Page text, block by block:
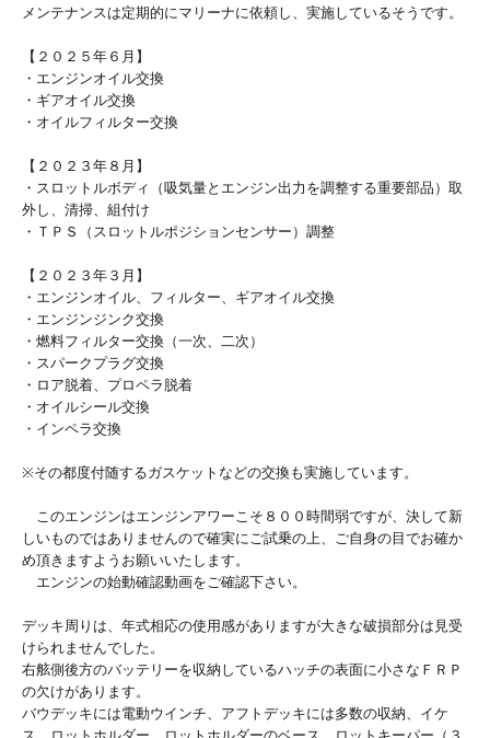
メンテナンスは定期的にマリーナに依頼し、実施しているそうです。
【２０２５年６月】
・エンジンオイル交換
・ギアオイル交換
・オイルフィルター交換
【２０２３年８月】
・スロットルボディ（吸気量とエンジン出力を調整する重要部品）取
外し、清掃、組付け
・ＴＰＳ（スロットルポジションセンサー）調整
【２０２３年３月】
・エンジンオイル、フィルター、ギアオイル交換
・エンジンジンク交換
・燃料フィルター交換（一次、二次）
・スパークプラグ交換
・ロア脱着、プロペラ脱着
・オイルシール交換
・インペラ交換
※その都度付随するガスケットなどの交換も実施しています。
このエンジンはエンジンアワーこそ８００時間弱ですが、決して新
しいものではありませんので確実にご試乗の上、ご自身の目でお確か
め頂きますようお願いいたします。
エンジンの始動確認動画をご確認下さい。
デッキ周りは、年式相応の使用感がありますが大きな破損部分は見受
けられませんでした。
右舷側後方のバッテリーを収納しているハッチの表面に小さなＦＲＰ
の欠けがあります。
バウデッキには電動ウインチ、アフトデッキには多数の収納、イケ